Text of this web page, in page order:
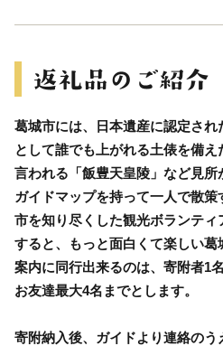
葛城市には、日本遺産に認定さ
として誰でも上がれる土俵を備
言われる「飯豊天皇陵」など見所
ガイドマップを持って一人で散
市を知り尽くした観光ボランテ
すると、もっと面白くて楽しい葛
案内に同行出来るのは、寄附者1
お友達最大4名までとします。
寄附納入後、ガイドより連絡の